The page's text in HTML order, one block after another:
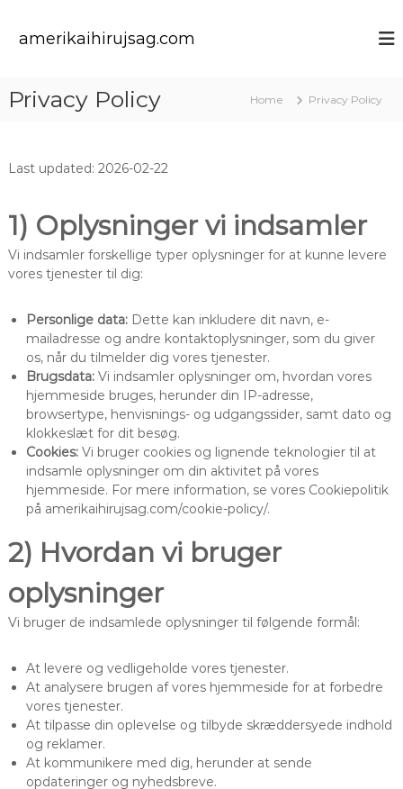
amerikaihirujsag.com
Privacy Policy Home Privacy Policy
Last updated: 2026-02-22
1) Oplysninger vi indsamler
Vi indsamler forskellige typer oplysninger for at kunne levere
vores tjenester til dig:
Personlige data:Dette kan inkludere dit navn, e-
mailadresse og andre kontaktoplysninger, som du giver
os, når du tilmelder dig vores tjenester.
Brugsdata:Vi indsamler oplysninger om, hvordan vores
hjemmeside bruges, herunder din IP-adresse,
browsertype, henvisnings- og udgangssider, samt dato og
klokkeslæt for dit besøg.
Cookies:Vi bruger cookies og lignende teknologier til at
indsamle oplysninger om din aktivitet på vores
hjemmeside. For mere information, se vores Cookiepolitik
på amerikaihirujsag.com/cookie-policy/.
2) Hvordan vi bruger
oplysninger
Vi bruger de indsamlede oplysninger til følgende formål:
At levere og vedligeholde vores tjenester.
At analysere brugen af vores hjemmeside for at forbedre
vores tjenester.
At tilpasse din oplevelse og tilbyde skræddersyede indhold
og reklamer.
At kommunikere med dig, herunder at sende
opdateringer og nyhedsbreve.